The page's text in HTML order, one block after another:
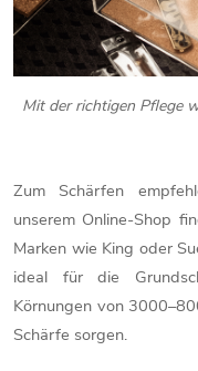
Mit der richtigen Pflege
Zum Schärfen
unserem Online-Shop
Marken wie King oder
ideal für die
Körnungen von
Schärfe sorgen.